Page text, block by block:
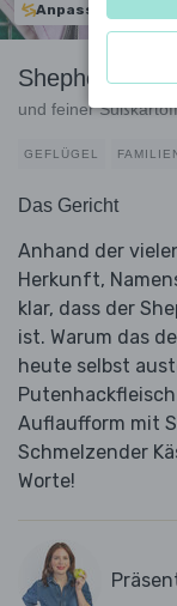
Anpassbar
Shepherd’s
und feiner
GEFLÜGEL
Das Gericht
Anhand der
Herkunft,
klar, dass der
ist. Warum das
heute selbst
Auflaufform mit
Schmelzender
Worte!